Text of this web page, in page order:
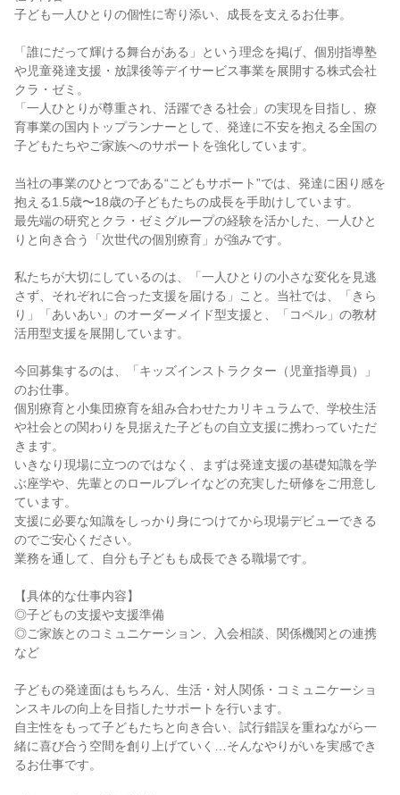
子ども一人ひとりの個性に寄り添い、成長を支えるお仕事。
「誰にだって輝ける舞台がある」という理念を掲げ、個別指導塾
や児童発達支援・放課後等デイサービス事業を展開する株式会社
クラ・ゼミ。
「一人ひとりが尊重され、活躍できる社会」の実現を目指し、療
育事業の国内トップランナーとして、発達に不安を抱える全国の
子どもたちやご家族へのサポートを強化しています。
当社の事業のひとつである“こどもサポート”では、発達に困り感を
抱える1.5歳〜18歳の子どもたちの成長を手助けしています。
最先端の研究とクラ・ゼミグループの経験を活かした、一人ひと
りと向き合う「次世代の個別療育」が強みです。
私たちが大切にしているのは、「一人ひとりの小さな変化を見逃
さず、それぞれに合った支援を届ける」こと。当社では、「きら
り」「あいあい」のオーダーメイド型支援と、「コペル」の教材
活用型支援を展開しています。
今回募集するのは、「キッズインストラクター（児童指導員）」
のお仕事。
個別療育と小集団療育を組み合わせたカリキュラムで、学校生活
や社会との関わりを見据えた子どもの自立支援に携わっていただ
きます。
いきなり現場に立つのではなく、まずは発達支援の基礎知識を学
ぶ座学や、先輩とのロールプレイなどの充実した研修をご用意し
ています。
支援に必要な知識をしっかり身につけてから現場デビューできる
のでご安心ください。
業務を通して、自分も子どもも成長できる職場です。
【具体的な仕事内容】
◎子どもの支援や支援準備
◎ご家族とのコミュニケーション、入会相談、関係機関との連携
など
子どもの発達面はもちろん、生活・対人関係・コミュニケーショ
ンスキルの向上を目指したサポートを行います。
自主性をもって子どもたちと向き合い、試行錯誤を重ねながら一
緒に喜び合う空間を創り上げていく…そんなやりがいを実感でき
るお仕事です。